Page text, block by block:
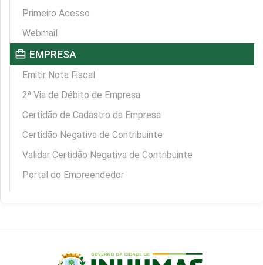
Primeiro Acesso
Webmail
card_travel EMPRESA
Emitir Nota Fiscal
2ª Via de Débito de Empresa
Certidão de Cadastro da Empresa
Certidão Negativa de Contribuinte
Validar Certidão Negativa de Contribuinte
Portal do Empreendedor